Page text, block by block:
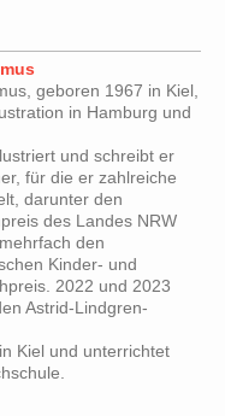
geboren 1967 in Kiel,
in Hamburg und
und schreibt er
für die er zahlreiche
darunter den
des Landes NRW
den
Kinder- und
2022 und 2023
Astrid-Lindgren-
Kiel und unterrichtet